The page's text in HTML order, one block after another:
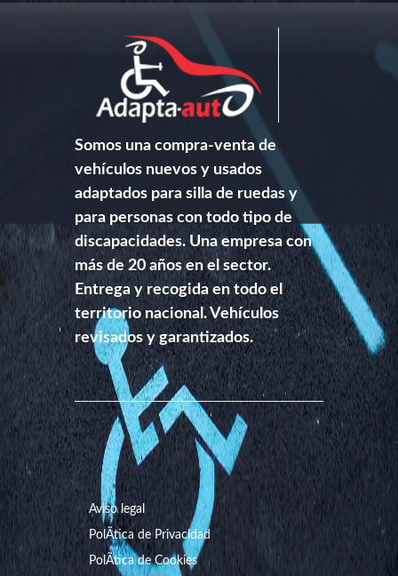
Somos una compra-venta de
vehículos nuevos y usados
adaptados para silla de ruedas y
para personas con todo tipo de
discapacidades. Una empresa con
más de 20 años en el sector.
Entrega y recogida en todo el
territorio nacional. Vehículos
revisados y garantizados.
Aviso legal
PolÃ­tica de Privacidad
PolÃ­tica de Cookies